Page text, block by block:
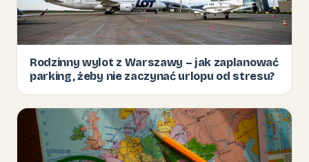
Rodzinny wylot z Warszawy – jak zaplanować
parking, żeby nie zaczynać urlopu od stresu?